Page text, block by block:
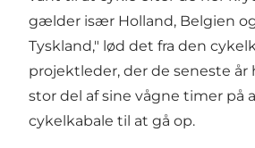
gælder især Holland, Belgien
Tyskland," lød det fra den
projektleder, der de seneste år
stor del af sine vågne timer på
cykelkabale til at gå op.